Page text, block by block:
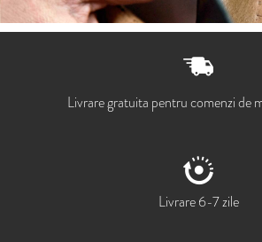
Livrare gratuita pentru comenzi de
Livrare 6-7 zile